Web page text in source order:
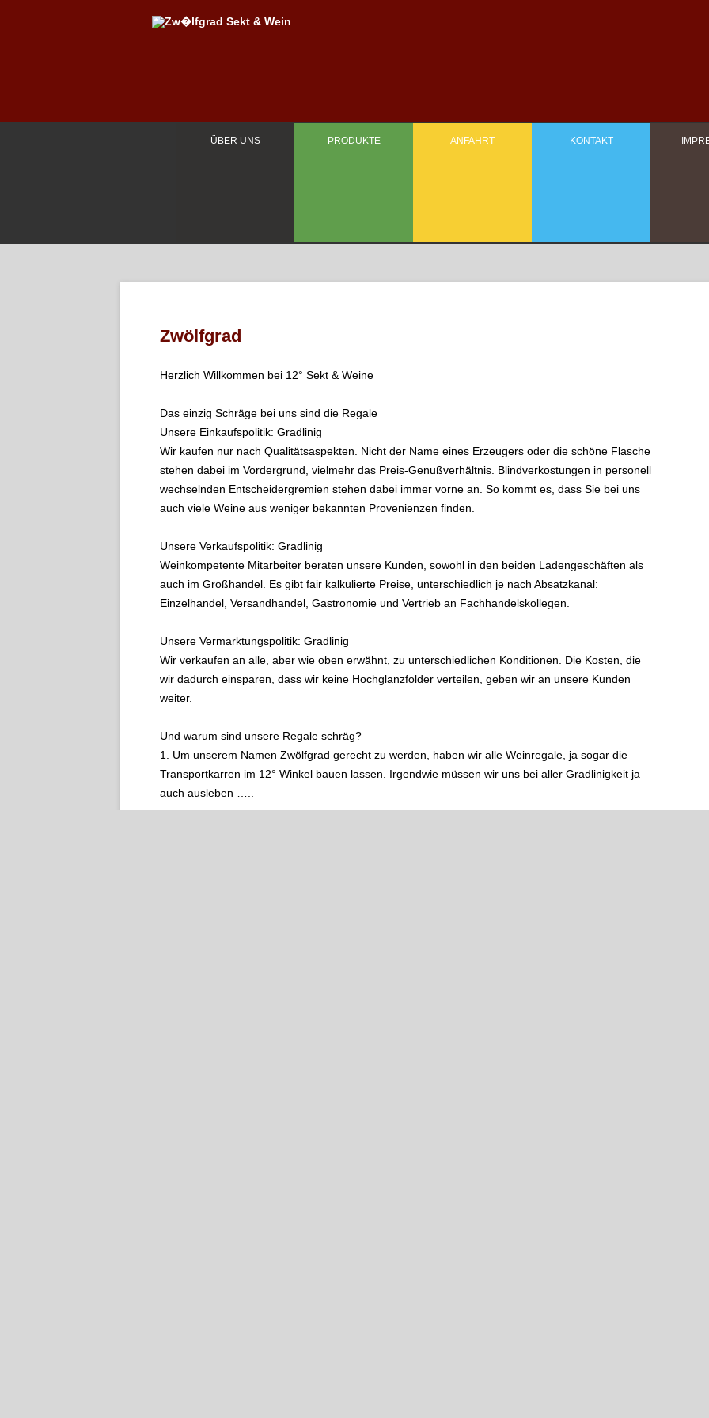
ÜBER UNS PRODUKTE ANFAHRT KONTAKT
Zwölfgrad
Herzlich Willkommen bei 12° Sekt & Weine
Das einzig Schräge bei uns sind die Regale
Unsere Einkaufspolitik: Gradlinig
Wir kaufen nur nach Qualitätsaspekten. Nicht der Name eines Erzeugers oder die schöne Flasche
stehen dabei im Vordergrund, vielmehr das Preis-Genußverhältnis. Blindverkostungen in personell
wechselnden Entscheidergremien stehen dabei immer vorne an. So kommt es, dass Sie bei uns
auch viele Weine aus weniger bekannten Provenienzen finden.
Unsere Verkaufspolitik: Gradlinig
Weinkompetente Mitarbeiter beraten unsere Kunden, sowohl in den beiden Ladengeschäften als
auch im Großhandel. Es gibt fair kalkulierte Preise, unterschiedlich je nach Absatzkanal:
Einzelhandel, Versandhandel, Gastronomie und Vertrieb an Fachhandelskollegen.
Unsere Vermarktungspolitik: Gradlinig
Wir verkaufen an alle, aber wie oben erwähnt, zu unterschiedlichen Konditionen. Die Kosten, die
wir dadurch einsparen, dass wir keine Hochglanzfolder verteilen, geben wir an unsere Kunden
weiter.
Und warum sind unsere Regale schräg?
1. Um unserem Namen Zwölfgrad gerecht zu werden, haben wir alle Weinregale, ja sogar die
Transportkarren im 12° Winkel bauen lassen. Irgendwie müssen wir uns bei aller Gradlinigkeit ja
auch ausleben …..